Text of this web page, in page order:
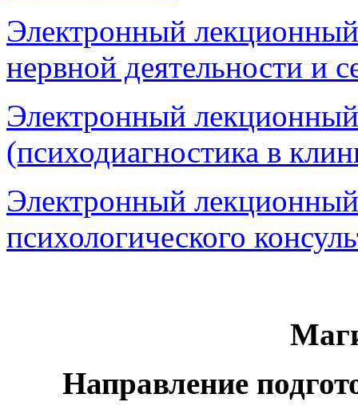
Электронный
нервной деятельности и
Электронный
(психодиагностика в
Электронный
психологического
Направление